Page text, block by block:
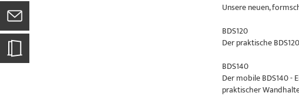
Unsere neuen,
BDS120
Der praktische
BDS140
Der mobile BDS140
praktischer